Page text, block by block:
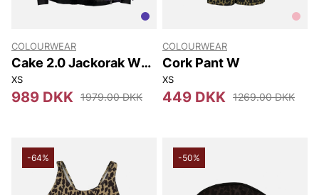
COLOURWEAR
Cake 2.0 Jackorak W
Jackets
XS
989 DKK 1979.00 DKK
COLOURWEAR
Cork Pant W
XS
449 DKK 1269.00 DKK
-64% -50%